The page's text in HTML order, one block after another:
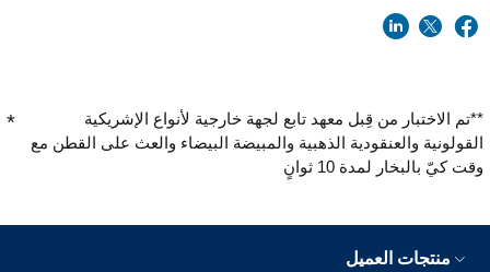
**تم الاختبار من قِبل معهد تابع لجهة خارجية لأنواع الإشريكية
القولونية والعنقودية الذهبية والمبيضة البيضاء والعث على القطن مع
وقت كيّ بالبخار لمدة 10 ثوانٍ
منتجات العميل